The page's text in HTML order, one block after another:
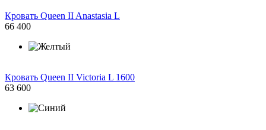
Кровать Queen II Anastasia L
66 400
Кровать Queen II Victoria L 1600
63 600